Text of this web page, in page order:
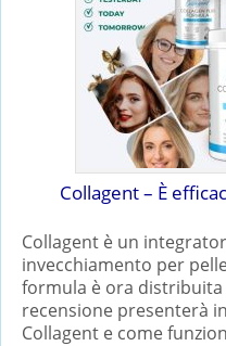
Collagent – È
Collagent è un
invecchiamento per
formula è ora
recensione presenterà
Collagent e come